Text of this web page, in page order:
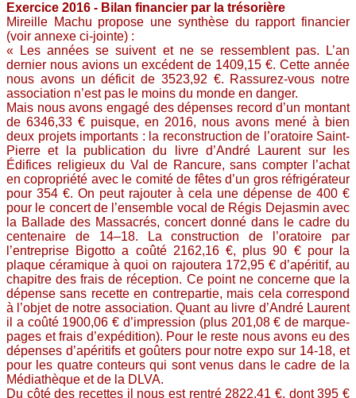
Exercice 2016 - Bilan financier par la trésorière
Mireille Machu propose une synthèse du rapport financier
(voir annexe ci-jointe) :
« Les années se suivent et ne se ressemblent pas. L’an
dernier nous avions un excédent de 1409,15 €. Cette année
nous avons un déficit de 3523,92 €. Rassurez-vous notre
association n’est pas le moins du monde en danger.
Mais nous avons engagé des dépenses record d’un montant
de 6346,33 € puisque, en 2016, nous avons mené à bien
deux projets importants : la reconstruction de l’oratoire Saint-
Pierre et la publication du livre d’André Laurent sur les
Édifices religieux du Val de Rancure, sans compter l’achat
en copropriété avec le comité de fêtes d’un gros réfrigérateur
pour 354 €. On peut rajouter à cela une dépense de 400 €
pour le concert de l’ensemble vocal de Régis Dejasmin avec
la ­Ballade des Massacrés, concert donné dans le cadre du
centenaire de 14­–18. La construction de l’oratoire par
l’entreprise Bigotto a coûté 2162,16 €, plus 90 € pour la
plaque céramique à quoi on rajoutera 172,95 € d’apéritif, au
chapitre des frais de réception. Ce point ne concerne que la
dépense sans recette en contrepartie, mais cela correspond
à l’objet de notre association. Quant au livre d’André Laurent
il a coûté 1900,06 € d’impression (plus 201,08 € de marque-
pages et frais d’expédition). Pour le reste nous avons eu des
dépenses d’apéritifs et goûters pour notre expo sur 14-18, et
pour les quatre conteurs qui sont venus dans le cadre de la
Médiathèque et de la DLVA.
Du côté des recettes il nous est rentré 2822,41 €, dont 395 €